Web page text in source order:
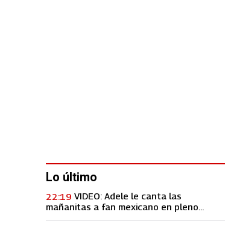
Lo último
VIDEO: Adele le canta las
mañanitas a fan mexicano en pleno
22:19